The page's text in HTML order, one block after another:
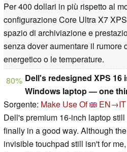
Per 400 dollari in più rispetto al
configurazione Core Ultra X7
spazio di archiviazione e
senza dover aumentare il rumore
energetico o le temperature.
80% Dell's redesigned XPS 16
Windows laptop — one
Sorgente: Make Use Of
EN→IT
Dell's premium 16-inch laptop
finally in a good way. Although
invisible touchpad still isn't for